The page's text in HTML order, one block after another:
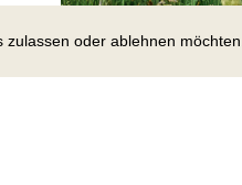
zulassen oder ablehnen möchten.